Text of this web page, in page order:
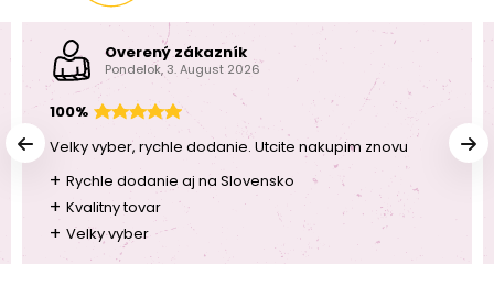
Overený zákazník
Pondelok, 3. August 2026
100%
Velky vyber, rychle dodanie. Utcite nakupim znovu
+ Rychle dodanie aj na Slovensko
+ Kvalitny tovar
+ Velky vyber